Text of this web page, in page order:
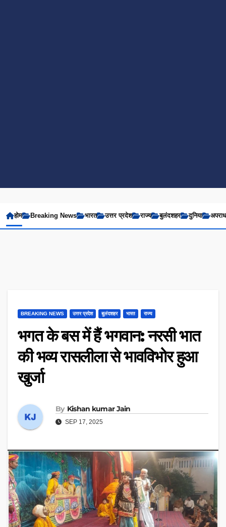
होम Breaking News भारत उत्तर प्रदेश राज्य बुलंदशहर दुनिया अपराध
BREAKING NEWS उत्तर प्रदेश बुलंदशहर भारत राज्य
भगत के बस में हैं भगवान: नरसी भात
की भव्य रासलीला से भावविभोर हुआ
खुर्जा
By Kishan kumar Jain
SEP 17, 2025